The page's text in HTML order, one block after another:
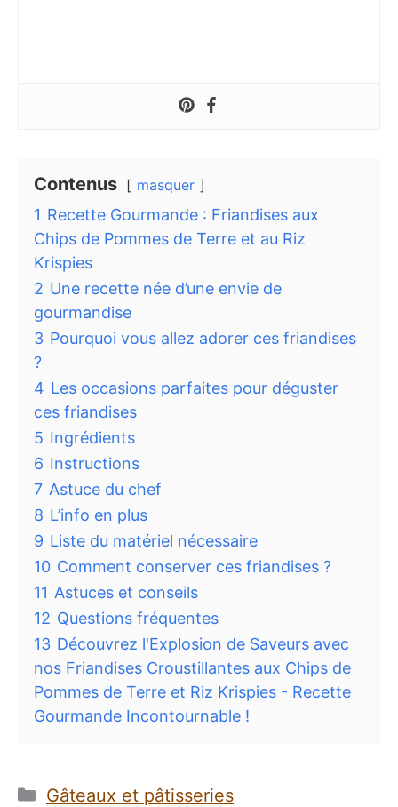
Contenus masquer
1 Recette Gourmande : Friandises aux
Chips de Pommes de Terre et au Riz
Krispies
2 Une recette née d’une envie de
gourmandise
3 Pourquoi vous allez adorer ces friandises
?
4 Les occasions parfaites pour déguster
ces friandises
5 Ingrédients
6 Instructions
7 Astuce du chef
8 L’info en plus
9 Liste du matériel nécessaire
10 Comment conserver ces friandises ?
11 Astuces et conseils
12 Questions fréquentes
13 Découvrez l'Explosion de Saveurs avec
nos Friandises Croustillantes aux Chips de
Pommes de Terre et Riz Krispies - Recette
Gourmande Incontournable !
Catégories
Gâteaux et pâtisseries